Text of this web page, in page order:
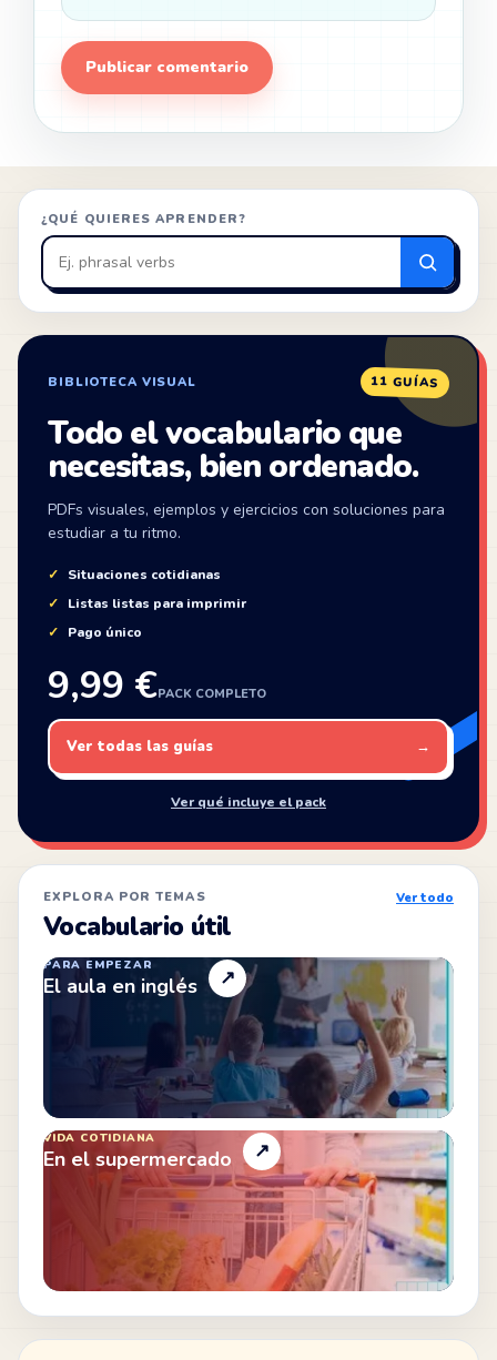
¿QUÉ QUIERES APRENDER?
Buscar
en
ZonaIngles
BIBLIOTECA VISUAL 11 GUÍAS
Todo el vocabulario que
necesitas, bien ordenado.
PDFs visuales, ejemplos y ejercicios con soluciones para
estudiar a tu ritmo.
Situaciones cotidianas
Listas listas para imprimir
Pago único
9,99 €PACK COMPLETO
Ver todas las guías →
Ver qué incluye el pack
EXPLORA POR TEMAS
Vocabulario útil
Ver todo
PARA EMPEZAR
El aula en inglés ↗
VIDA COTIDIANA
En el supermercado ↗